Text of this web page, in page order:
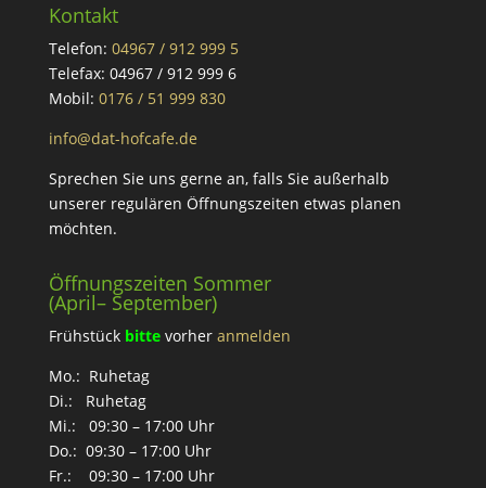
Kontakt
Telefon: 04967 / 912 999 5
Telefax: 04967 / 912 999 6
Mobil: 0176 / 51 999 830
info@dat-hofcafe.de
Sprechen Sie uns gerne an, falls Sie außerhalb
unserer regulären Öffnungszeiten etwas planen
möchten.
Öffnungszeiten Sommer
(April– September)
Frühstück bitte vorher anmelden
Mo.: Ruhetag
Di.: Ruhetag
Mi.: 09:30 – 17:00 Uhr
Do.: 09:30 – 17:00 Uhr
Fr.: 09:30 – 17:00 Uhr